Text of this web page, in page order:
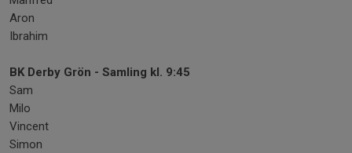
Aron
Ibrahim
BK Derby Grön - Samling kl. 9:45
Sam
Milo
Vincent
Simon